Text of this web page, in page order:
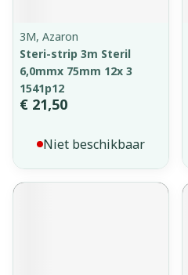
3M, Azaron
Steri-strip 3m Steril
6,0mmx 75mm 12x 3
1541p12
€ 21,50
Niet beschikbaar